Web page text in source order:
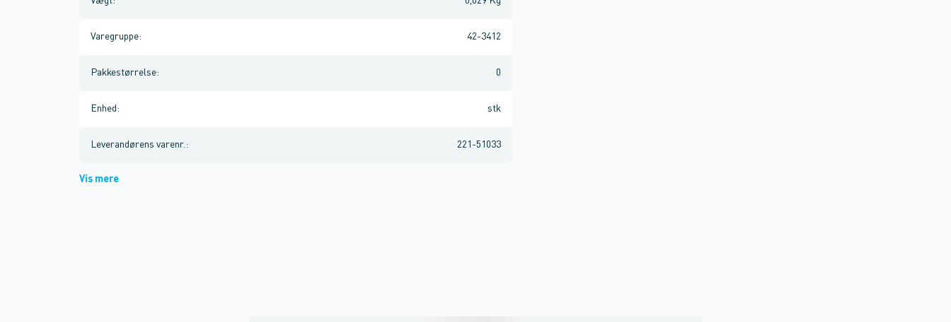
Varegruppe: 42-3412
Pakkestørrelse: 0
Enhed : stk
Leverandørens varenr. : 221-51033
Vis mere